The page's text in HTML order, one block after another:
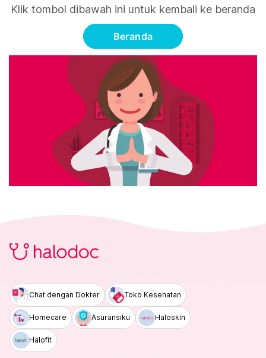
Klik tombol dibawah ini untuk kembali ke beranda
Beranda
Chat dengan Dokter Toko Kesehatan
Homecare Asuransiku Haloskin
Halofit